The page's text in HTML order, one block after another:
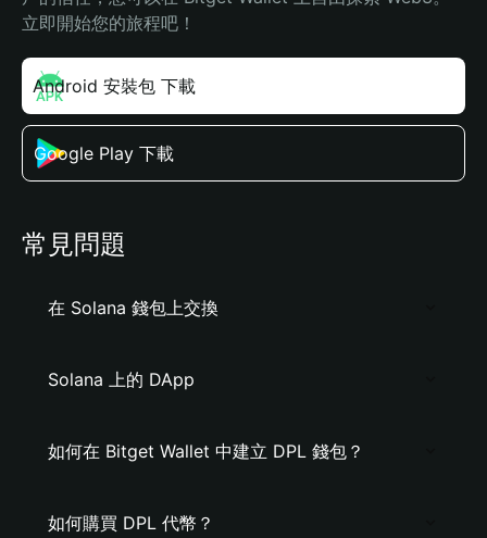
立即開始您的旅程吧！
Android 安裝包 下載
Google Play 下載
常見問題
在 Solana 錢包上交換
Solana 上的 DApp
如何在 Bitget Wallet 中建立 DPL 錢包？
如何購買 DPL 代幣？